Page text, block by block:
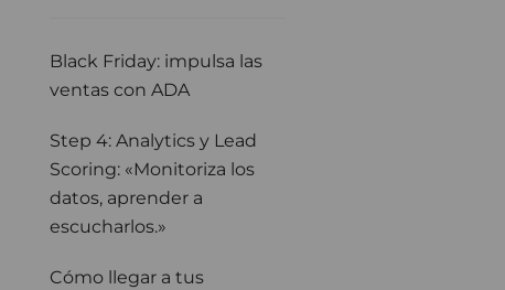
Black Friday: impulsa las
ventas con ADA
Step 4: Analytics y Lead
Scoring: «Monitoriza los
datos, aprender a
escucharlos.»
Cómo llegar a tus